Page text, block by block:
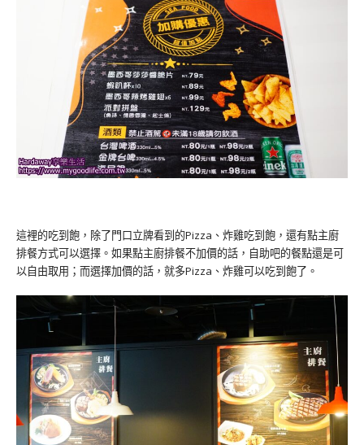
這裡的吃到飽，除了門口立牌看到的Pizza、炸雞吃到飽，還有點主廚
排餐方式可以選擇。如果點主廚排餐不加價的話，自助吧的餐點還是可
以自由取用；而選擇加價的話，就多Pizza、炸雞可以吃到飽了。